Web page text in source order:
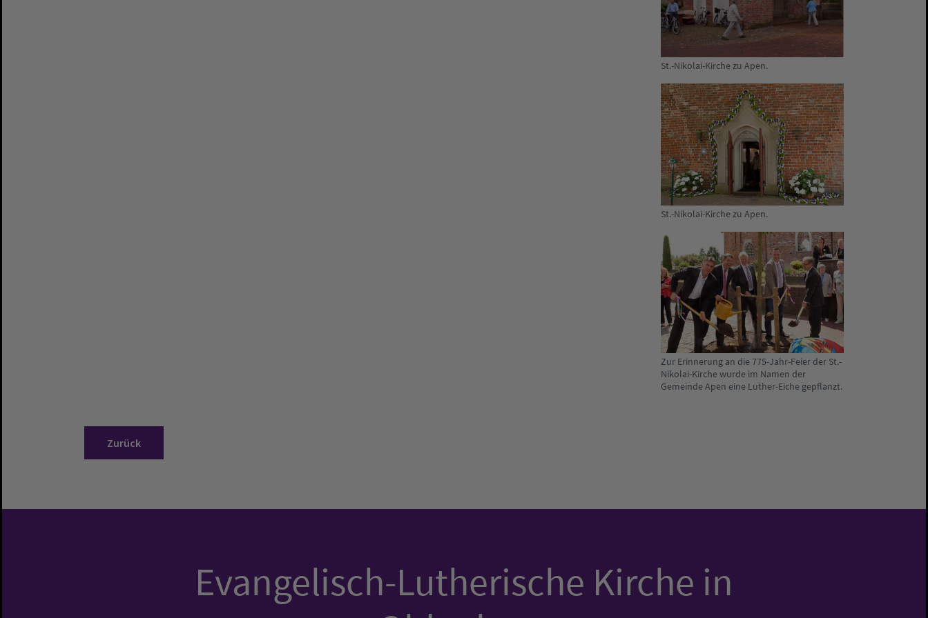
St.-Nikolai-Kirche zu Apen.
St.-Nikolai-Kirche zu Apen.
Zur Erinnerung an die 775-Jahr-Feier der St.-
Nikolai-Kirche wurde im Namen der
Gemeinde Apen eine Luther-Eiche gepflanzt.
Zurück
Evangelisch-Lutherische Kirche in